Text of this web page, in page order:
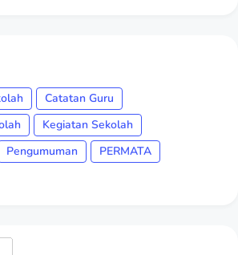
Catatan Guru
Kegiatan Sekolah
Pengumuman
PERMATA